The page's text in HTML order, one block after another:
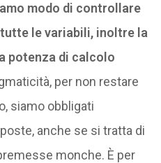
modo di controllare
le variabili, inoltre la
potenza di calcolo
per non restare
siamo obbligati
anche se si tratta di
monche. È per